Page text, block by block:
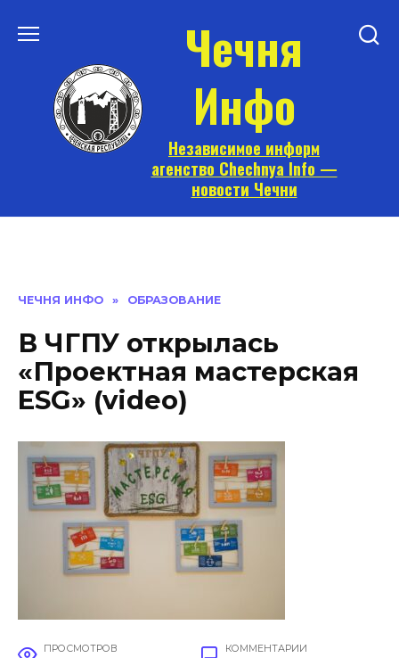
Чечня
Инфо
Независимое информ
агенство Chechnya Info —
новости Чечни
ЧЕЧНЯ ИНФО » ОБРАЗОВАНИЕ
В ЧГПУ открылась
«Проектная мастерская
ESG» (video)
ПРОСМОТРОВ КОММЕНТАРИИ